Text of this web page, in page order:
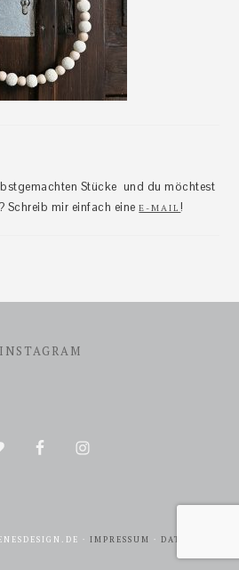
Stücke und du möchtest
Schreib mir einfach eineE-MAIL!
INSTAGRAM
· IMPRESSUM · DATENSCHUTZ